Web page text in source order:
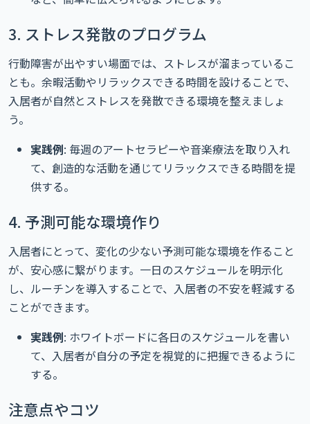
3. ストレス発散のプログラム
行動障害が出やすい場面では、ストレスが溜まっているこ
とも。余暇活動やリラックスできる時間を設けることで、
入居者が自然とストレスを発散できる環境を整えましょ
う。
実践例: 毎週のアートセラピーや音楽療法を取り入れ
て、創造的な活動を通じてリラックスできる時間を提
供する。
4. 予測可能な環境作り
入居者にとって、変化の少ない予測可能な環境を作ること
が、安心感に繋がります。一日のスケジュールを明示化
し、ルーチンを導入することで、入居者の不安を軽減する
ことができます。
実践例: ホワイトボードに各日のスケジュールを書い
て、入居者が自分の予定を視覚的に把握できるように
する。
注意点やコツ